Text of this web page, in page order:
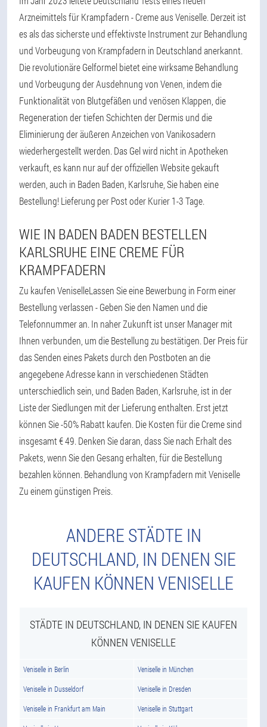
Arzneimittels für Krampfadern - Creme aus Veniselle. Derzeit ist
es als das sicherste und effektivste Instrument zur Behandlung
und Vorbeugung von Krampfadern in Deutschland anerkannt.
Die revolutionäre Gelformel bietet eine wirksame Behandlung
und Vorbeugung der Ausdehnung von Venen, indem die
Funktionalität von Blutgefäßen und venösen Klappen, die
Regeneration der tiefen Schichten der Dermis und die
Eliminierung der äußeren Anzeichen von Vanikosadern
wiederhergestellt werden. Das Gel wird nicht in Apotheken
verkauft, es kann nur auf der offiziellen Website gekauft
werden, auch in Baden Baden, Karlsruhe, Sie haben eine
Bestellung! Lieferung per Post oder Kurier 1-3 Tage.
WIE IN BADEN BADEN BESTELLEN
KARLSRUHE EINE CREME FÜR
KRAMPFADERN
Zu kaufen VeniselleLassen Sie eine Bewerbung in Form einer
Bestellung verlassen - Geben Sie den Namen und die
Telefonnummer an. In naher Zukunft ist unser Manager mit
Ihnen verbunden, um die Bestellung zu bestätigen. Der Preis für
das Senden eines Pakets durch den Postboten an die
angegebene Adresse kann in verschiedenen Städten
unterschiedlich sein, und Baden Baden, Karlsruhe, ist in der
Liste der Siedlungen mit der Lieferung enthalten. Erst jetzt
können Sie -50% Rabatt kaufen. Die Kosten für die Creme sind
insgesamt € 49. Denken Sie daran, dass Sie nach Erhalt des
Pakets, wenn Sie den Gesang erhalten, für die Bestellung
bezahlen können. Behandlung von Krampfadern mit Veniselle
Zu einem günstigen Preis.
ANDERE STÄDTE IN
DEUTSCHLAND, IN DENEN SIE
KAUFEN KÖNNEN VENISELLE
STÄDTE IN DEUTSCHLAND, IN DENEN SIE KAUFEN
KÖNNEN VENISELLE
Veniselle in Berlin Veniselle in München
Veniselle in Dusseldorf Veniselle in Dresden
Veniselle in Frankfurt am Main Veniselle in Stuttgart